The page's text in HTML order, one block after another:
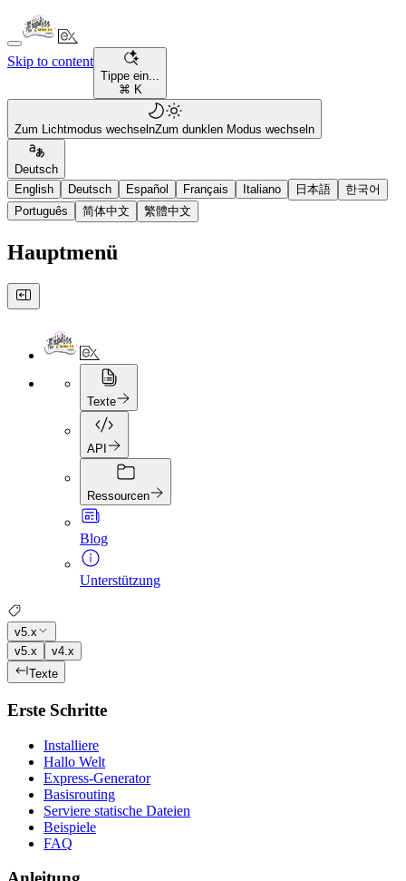
Skip to content
Tippe ein...
⌘ K
Zum Lichtmodus wechselnZum dunklen Modus wechseln
Deutsch
English
Deutsch Español Français Italiano 日本語
한국어
Português
简体中文 繁體中文
Hauptmenü
Texte
API
Ressourcen
Blog
Unterstützung
v5.x
v5.x
v4.x
Texte
Erste Schritte
Installiere
Hallo Welt
Express-Generator
Basisrouting
Serviere statische Dateien
Beispiele
FAQ